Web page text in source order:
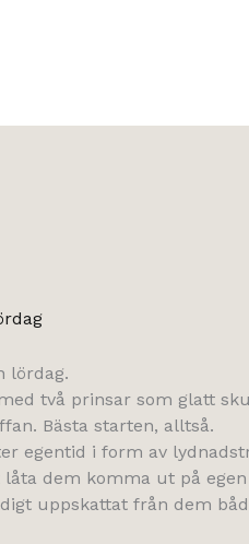
lördag.
två prinsar som glatt
Bästa starten, alltså.
egentid i form av
dem komma ut på egen
uppskattat från dem